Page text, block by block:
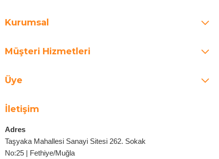
Kurumsal
Müşteri Hizmetleri
Üye
İletişim
Adres
Taşyaka Mahallesi Sanayi Sitesi 262. Sokak
No:25 | Fethiye/Muğla